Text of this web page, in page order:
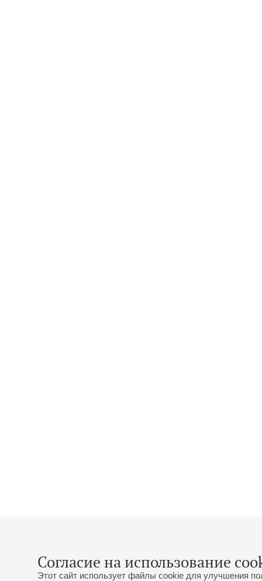
Согласие на использование
Этот сайт использует файлы cookie для улучшения